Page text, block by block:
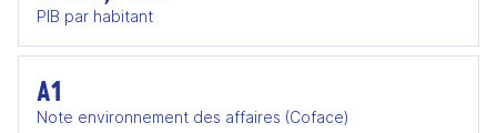
PIB par habitant
A1
Note environnement des affaires (Coface)